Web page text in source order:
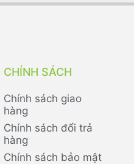
CHÍNH SÁCH
Chính sách giao
hàng
Chính sách đổi trả
hàng
Chính sách bảo mật